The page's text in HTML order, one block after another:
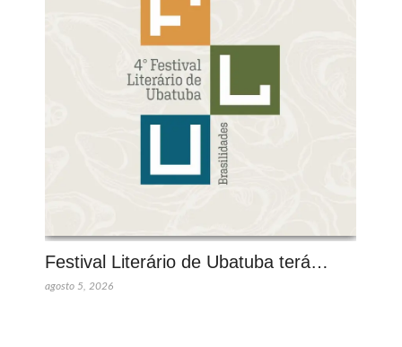
Festival Literário de Ubatuba terá…
agosto 5, 2026